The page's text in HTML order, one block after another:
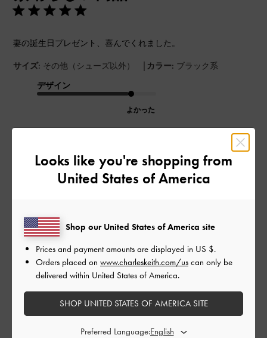
妻の誕生日プレゼント、喜んでくれました。
サイズ: その他（シューズ以外） | カラー: ブラック系
デザイン
よかった
とてもよかった
このレビューは役に立ちましたか？
ご利用者様
かわいいい
2024-08-22
Looks like you're shopping from
United States of America
Shop our United States of America site
Prices and payment amounts are displayed in US $.
Orders placed on www.charleskeith.com/us can only be
delivered within United States of America.
SHOP UNITED STATES OF AMERICA SITE
Preferred Language: